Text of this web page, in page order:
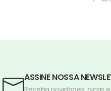
ASSINE NOSSA